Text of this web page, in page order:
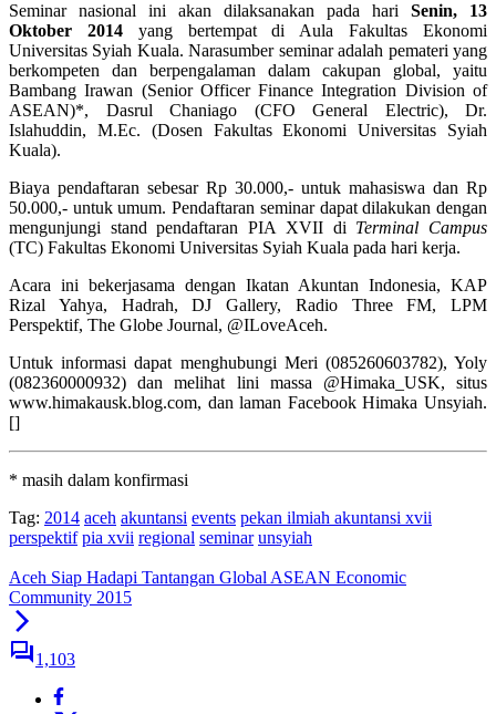
Seminar nasional ini akan dilaksanakan pada hari Senin, 13
Oktober 2014yang bertempat di Aula Fakultas Ekonomi
Universitas Syiah Kuala. Narasumber seminar adalah pemateri yang
berkompeten dan berpengalaman dalam cakupan global, yaitu
Bambang Irawan (Senior Officer Finance Integration Division of
ASEAN)*, Dasrul Chaniago (CFO General Electric), Dr.
Islahuddin, M.Ec. (Dosen Fakultas Ekonomi Universitas Syiah
Kuala).
Biaya pendaftaran sebesar Rp 30.000,- untuk mahasiswa dan Rp
50.000,- untuk umum. Pendaftaran seminar dapat dilakukan dengan
mengunjungi stand pendaftaran PIA XVII di Terminal Campus
(TC) Fakultas Ekonomi Universitas Syiah Kuala pada hari kerja.
Acara ini bekerjasama dengan Ikatan Akuntan Indonesia, KAP
Rizal Yahya, Hadrah, DJ Gallery, Radio Three FM, LPM
Perspektif, The Globe Journal, @ILoveAceh.
Untuk informasi dapat menghubungi Meri (085260603782), Yoly
(082360000932) dan melihat lini massa @Himaka_USK, situs
www.himakausk.blog.com, dan laman Facebook Himaka Unsyiah.
[]
* masih dalam konfirmasi
Tag: 2014 aceh akuntansi events pekan ilmiah akuntansi xvii
perspektif pia xvii regional seminar unsyiah
Aceh Siap Hadapi Tantangan Global ASEAN Economic
Community 2015
1,103